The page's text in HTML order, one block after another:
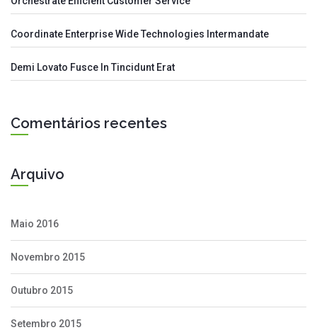
Coordinate Enterprise Wide Technologies Intermandate
Demi Lovato Fusce In Tincidunt Erat
Comentários recentes
Arquivo
Maio 2016
Novembro 2015
Outubro 2015
Setembro 2015